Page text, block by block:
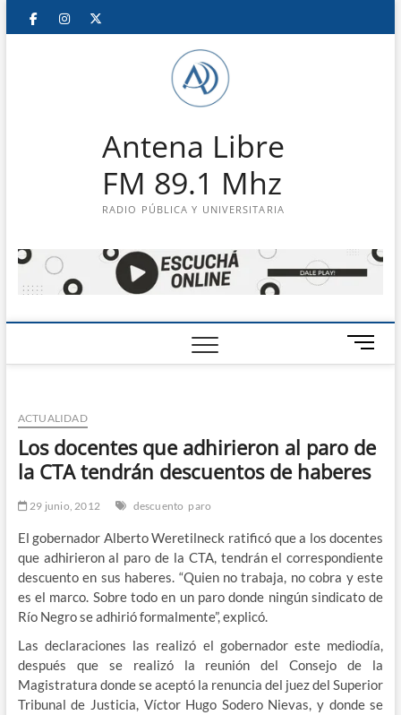
Saltar
FacebookInstagram
Antena Libre
FM 89.1 Mhz
RADIO PÚBLICA Y UNIVERSITARIA
B
o
d
e
m
ú
ACTUALIDAD
Los docentes que adhirieron al paro de
la CTA tendrán descuentos de haberes
29 junio, 2012 descuento paro
El gobernador Alberto Weretilneck ratificó que a los docentes
que adhirieron al paro de la CTA, tendrán el correspondiente
descuento en sus haberes. “Quien no trabaja, no cobra y este
es el marco. Sobre todo en un paro donde ningún sindicato de
Río Negro se adhirió formalmente”, explicó.
Las declaraciones las realizó el gobernador este mediodía,
después que se realizó la reunión del Consejo de la
Magistratura donde se aceptó la renuncia del juez del Superior
Tribunal de Justicia, Víctor Hugo Sodero Nievas, y donde se